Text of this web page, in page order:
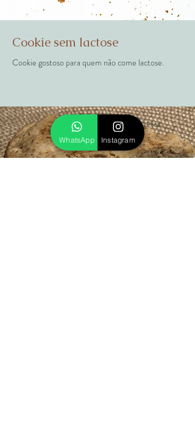
Cookie sem lactose
Cookie gostoso para quem não come lactose.
Fácil
WhatsApp Instagram